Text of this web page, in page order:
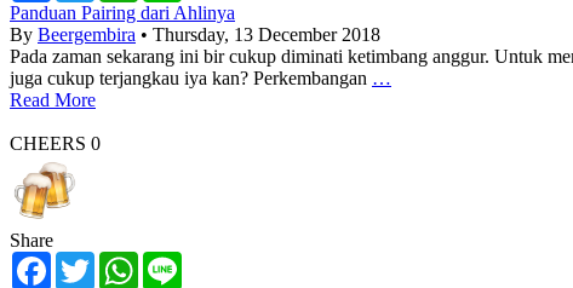
Panduan Pairing dari Ahlinya
By Beergembira • Thursday, 13 December 2018
Pada zaman sekarang ini bir cukup diminati ketimbang anggur. Untuk
juga cukup terjangkau iya kan? Perkembangan …
Read More
CHEERS 0
Share
FacebookTwitterWhatsApp